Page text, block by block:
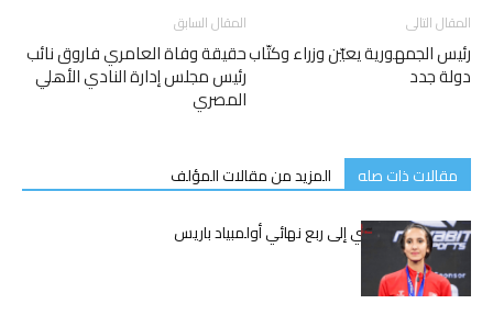
المقال السابق
حقيقة وفاة العامري فاروق نائب
رئيس مجلس إدارة النادي الأهلي
المصري
المقال التالى
رئيس الجمهورية يعيّن وزراء وكتّاب
دولة جدد
مقالات ذات صله
المزيد من مقالات المؤلف
تأهل إكرام الظاهري إلى ربع نهائي أولمبياد باريس
2024